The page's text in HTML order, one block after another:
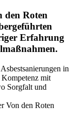
den Roten
Erfahrung
in
mit
Sorgfalt und